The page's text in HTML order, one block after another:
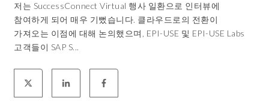
저는 SuccessConnect Virtual 행사 일환으로 인터뷰에
참여하게 되어 매우 기뻤습니다. 클라우드로의 전환이
가져오는 이점에 대해 논의했으며, EPI-USE 및 EPI-USE Labs
고객들이 SAP S...